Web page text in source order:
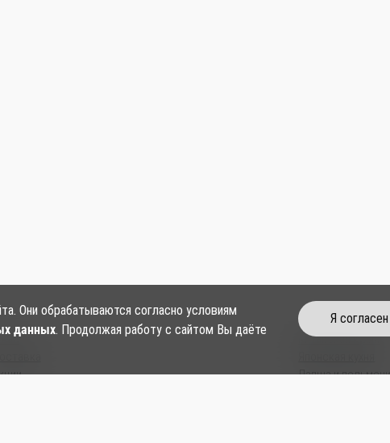
Китайская кухня
Лапша и
Они обрабатываются согласно условиям
данных. Продолжая работу с сайтом Вы даёте
Я согласен